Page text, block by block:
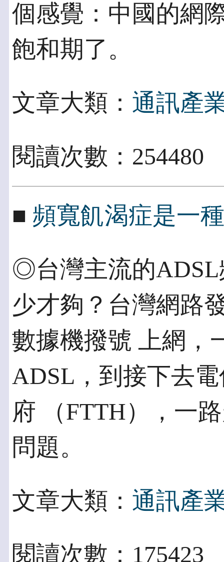
個感覺：中國的網
飽和期了。
文章大類： 通訊產
閱讀次數：
■ 頻寬飢渴症是一
◎台灣主流的ADSL
少才夠？台灣網路
數據機撥號 上網，
ADSL，到接下去
府 （FTTH），一
問題。
文章大類： 通訊產
閱讀次數：